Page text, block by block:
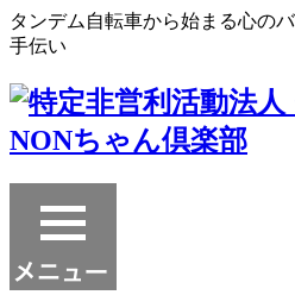
タンデム自転車から始まる心の
手伝い